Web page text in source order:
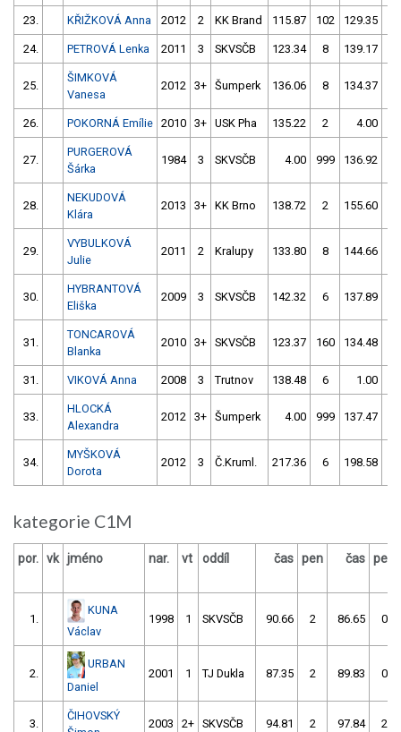
23. KŘIŽKOVÁ Anna 2012 2 KK Brand 115.87 102 129.35
24. PETROVÁ Lenka 2011 3 SKVSČB 123.34 8 139.17
25.
ŠIMKOVÁ
Vanesa
2012 3+ Šumperk 136.06 8 134.37
26. POKORNÁ Emílie 2010 3+ USK Pha 135.22 2 4.00
27.
PURGEROVÁ
Šárka
1984 3 SKVSČB 4.00 999 136.92
28.
NEKUDOVÁ
Klára
2013 3+ KK Brno 138.72 2 155.60
29.
VYBULKOVÁ
Julie
2011 2 Kralupy 133.80 8 144.66
30.
HYBRANTOVÁ
Eliška
2009 3 SKVSČB 142.32 6 137.89
31.
TONCAROVÁ
Blanka
2010 3+ SKVSČB 123.37 160 134.48
31. VIKOVÁ Anna 2008 3 Trutnov 138.48 6 1.00
33.
HLOCKÁ
Alexandra
2012 3+ Šumperk 4.00 999 137.47
34.
MYŠKOVÁ
Dorota
2012 3 Č.Kruml. 217.36 6 198.58
kategorie C1M
por. vk jméno nar. vt oddíl čas pen čas pen
1.
KUNA
Václav
1998 1 SKVSČB 90.66 2 86.65 0
2.
URBAN
Daniel
2001 1 TJ Dukla 87.35 2 89.83 0
3.
ČIHOVSKÝ
2003 2+ SKVSČB 94.81 2 97.84 2